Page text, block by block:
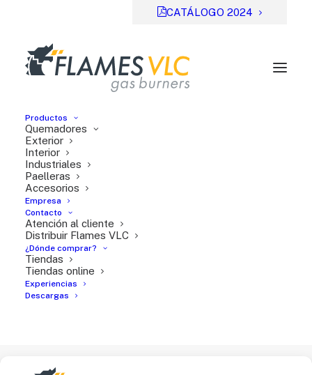
CATÁLOGO 2024
Productos
Quemadores
Exterior
Interior
Industriales
Paelleras
Accesorios
Empresa
Contacto
Atención al cliente
Distribuir Flames VLC
¿Dónde comprar?
Tiendas
Tiendas online
Experiencias
Descargas
File Type:
Categories:
Tags:EN